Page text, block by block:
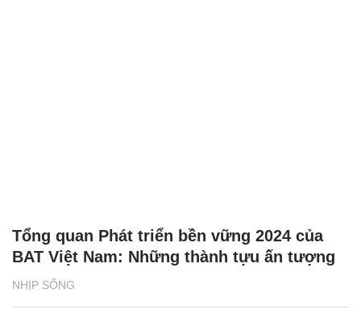
NHỊP SỐNG
Tổng quan Phát triển bền vững 2024 của
BAT Việt Nam: Những thành tựu ấn tượng